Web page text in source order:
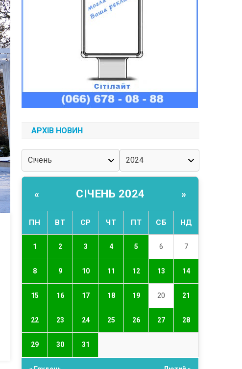
АРХІВ НОВИН
« СІЧЕНЬ 2024 »
ПН ВТ СР ЧТ ПТ СБ НД
1 2 3 4 5 6 7
8 9 10 11 12 13 14
15 16 17 18 19 20 21
22 23 24 25 26 27 28
29 30 31